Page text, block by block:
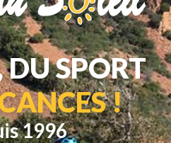
DU SPORT
!
1996